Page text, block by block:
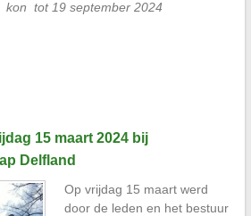
kon tot 19 september 2024
15 maart 2024 bij
Delfland
Op vrijdag 15 maart werd
door de leden en het bestuur